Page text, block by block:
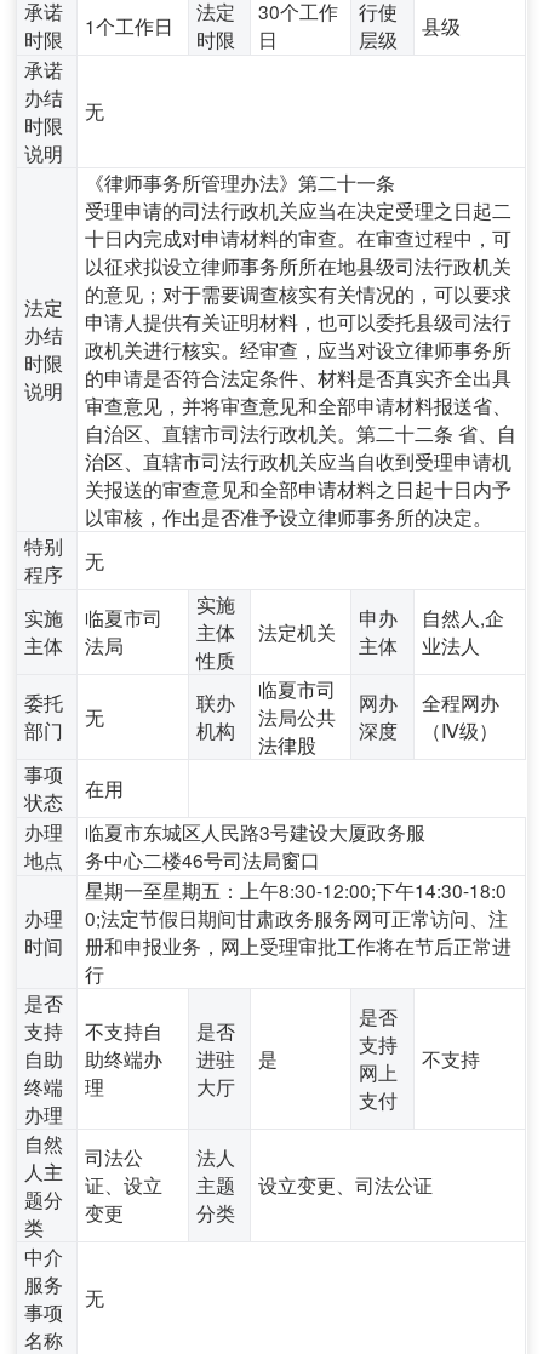
承诺
时限
1个工作日
法定
时限
30个工作
日
行使
层级
县级
承诺
办结
时限
说明
无
法定
办结
时限
说明
《律师事务所管理办法》第二十一条
受理申请的司法行政机关应当在决定受理之日起二
十日内完成对申请材料的审查。在审查过程中，可
以征求拟设立律师事务所所在地县级司法行政机关
的意见；对于需要调查核实有关情况的，可以要求
申请人提供有关证明材料，也可以委托县级司法行
政机关进行核实。经审查，应当对设立律师事务所
的申请是否符合法定条件、材料是否真实齐全出具
审查意见，并将审查意见和全部申请材料报送省、
自治区、直辖市司法行政机关。第二十二条 省、自
治区、直辖市司法行政机关应当自收到受理申请机
关报送的审查意见和全部申请材料之日起十日内予
以审核，作出是否准予设立律师事务所的决定。
特别
程序
无
实施
主体
临夏市司
法局
实施
主体
性质
法定机关
申办
主体
自然人,企
业法人
委托
部门
无
联办
机构
临夏市司
法局公共
法律股
网办
深度
全程网办
（Ⅳ级）
事项
状态
在用
办理
地点
临夏市东城区人民路3号建设大厦政务服
务中心二楼46号司法局窗口
办理
时间
星期一至星期五：上午8:30-12:00;下午14:30-18:0
0;法定节假日期间甘肃政务服务网可正常访问、注
册和申报业务，网上受理审批工作将在节后正常进
行
是否
支持
自助
终端
办理
不支持自
助终端办
理
是否
进驻
大厅
是
是否
支持
网上
支付
不支持
自然
人主
题分
类
司法公
证、设立
变更
法人
主题
分类
设立变更、司法公证
中介
服务
事项
名称
无